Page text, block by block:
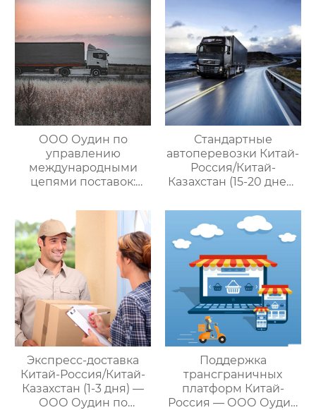
ООО Оудин по
управлению
международными
цепями поставок:
трансграничной
логистики Китай-
Россия/Китай-
Казахстан,
предлагающий
множество
эффективных
способов доставки
для удовлетворения
различных
потребностей
клиентов
Стандартные
автоперевозки Китай-
Россия/Китай-
Казахстан (15-20 дней)
управлению
международными
цепями поставок
Экспресс-доставка
Китай-Россия/Китай-
Казахстан (1-3 дня) —
ООО Оудин по
Поддержка
трансграничных
платформ Китай-
Россия — ООО Оудин